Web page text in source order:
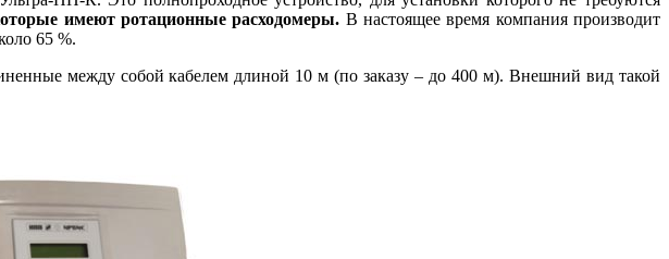
имеют ротационные расходомеры. В настоящее время компания производит
65 %.
между собой кабелем длиной 10 м (по заказу – до 400 м). Внешний вид такой